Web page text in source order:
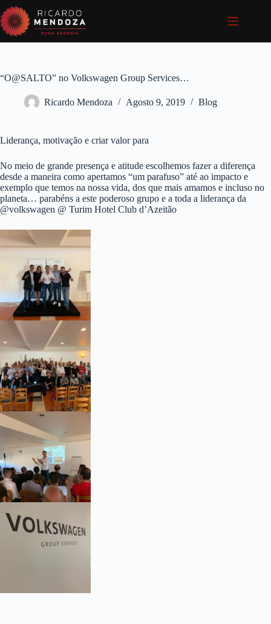
Pular
para
o
conteúdo
“O@SALTO” no Volkswagen Group Services…
Ricardo Mendoza Agosto 9, 2019 Blog
Liderança, motivação e criar valor para
No meio de grande presença e atitude escolhemos fazer a diferença
desde a maneira como apertamos “um parafuso” até ao impacto e
exemplo que temos na nossa vida, dos que mais amamos e incluso no
planeta… parabéns a este poderoso grupo e a toda a liderança da
@volkswagen @ Turim Hotel Club d’Azeitão